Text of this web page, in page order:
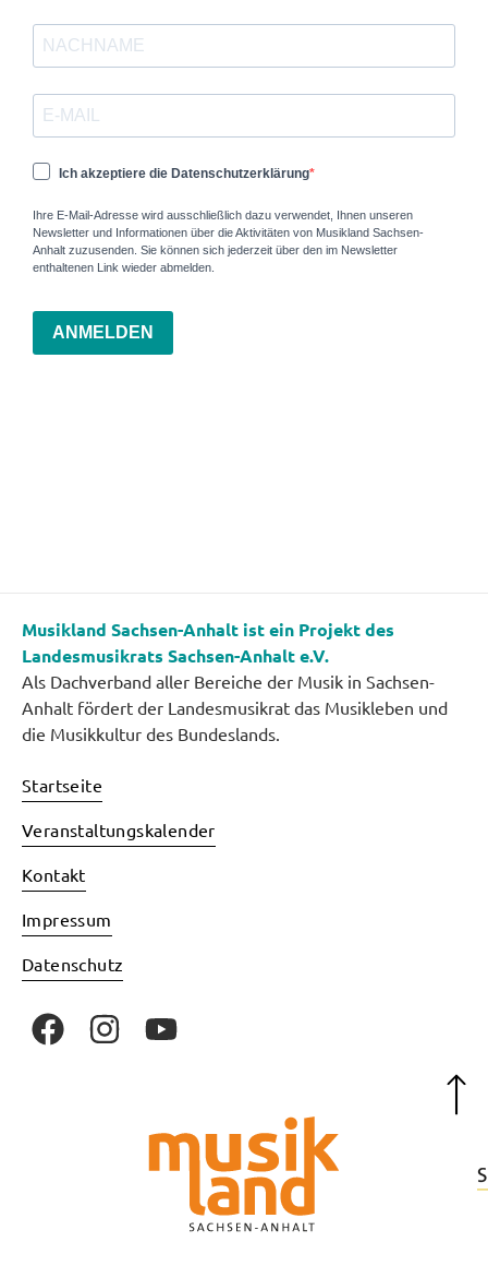
Ich akzeptiere die Datenschutzerklärung
Ihre E-Mail-Adresse wird ausschließlich dazu verwendet, Ihnen unseren
Newsletter und Informationen über die Aktivitäten von Musikland Sachsen-
Anhalt zuzusenden. Sie können sich jederzeit über den im Newsletter
enthaltenen Link wieder abmelden.
ANMELDEN
Musikland Sachsen-Anhalt ist ein Projekt des
Landesmusikrats Sachsen-Anhalt e.V.
Als Dachverband aller Bereiche der Musik in Sachsen-
Anhalt fördert der Landesmusikrat das Musikleben und
die Musikkultur des Bundeslands.
Startseite
Veranstaltungskalender
Kontakt
Impressum
Datenschutz